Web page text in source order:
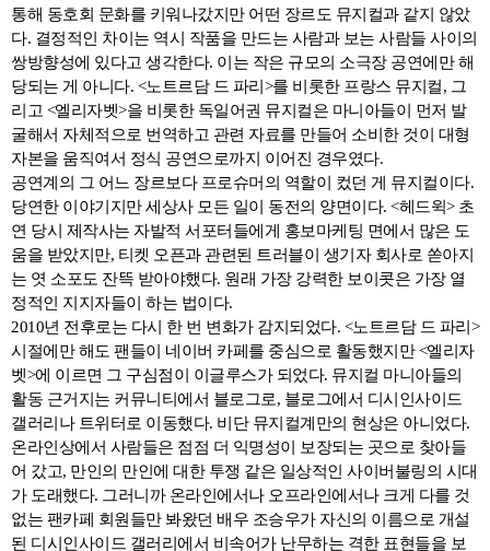
통해 동호회 문화를 키워나갔지만 어떤 장르도 뮤지컬과 같지 않았
다. 결정적인 차이는 역시 작품을 만드는 사람과 보는 사람들 사이의
쌍방향성에 있다고 생각한다. 이는 작은 규모의 소극장 공연에만 해
당되는 게 아니다. <노트르담 드 파리>를 비롯한 프랑스 뮤지컬, 그
리고 <엘리자벳>을 비롯한 독일어권 뮤지컬은 마니아들이 먼저 발
굴해서 자체적으로 번역하고 관련 자료를 만들어 소비한 것이 대형
자본을 움직여서 정식 공연으로까지 이어진 경우였다.
공연계의 그 어느 장르보다 프로슈머의 역할이 컸던 게 뮤지컬이다.
당연한 이야기지만 세상사 모든 일이 동전의 양면이다. <헤드윅> 초
연 당시 제작사는 자발적 서포터들에게 홍보마케팅 면에서 많은 도
움을 받았지만, 티켓 오픈과 관련된 트러블이 생기자 회사로 쏟아지
는 엿 소포도 잔뜩 받아야했다. 원래 가장 강력한 보이콧은 가장 열
정적인 지지자들이 하는 법이다.
2010년 전후로는 다시 한 번 변화가 감지되었다. <노트르담 드 파리>
시절에만 해도 팬들이 네이버 카페를 중심으로 활동했지만 <엘리자
벳>에 이르면 그 구심점이 이글루스가 되었다. 뮤지컬 마니아들의
활동 근거지는 커뮤니티에서 블로그로, 블로그에서 디시인사이드
갤러리나 트위터로 이동했다. 비단 뮤지컬계만의 현상은 아니었다.
온라인상에서 사람들은 점점 더 익명성이 보장되는 곳으로 찾아들
어 갔고, 만인의 만인에 대한 투쟁 같은 일상적인 사이버불링의 시대
가 도래했다. 그러니까 온라인에서나 오프라인에서나 크게 다를 것
없는 팬카페 회원들만 봐왔던 배우 조승우가 자신의 이름으로 개설
된 디시인사이드 갤러리에서 비속어가 난무하는 격한 표현들을 보